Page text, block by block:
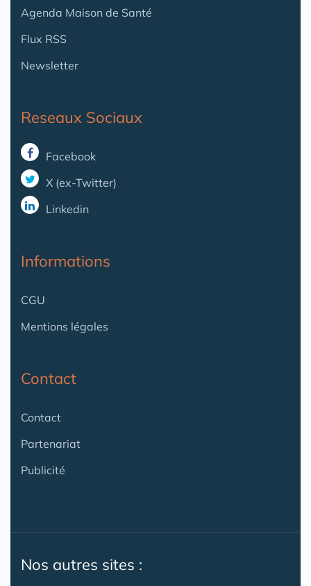
Agenda Maison de Santé
Flux RSS
Newsletter
Reseaux Sociaux
Facebook
X (ex-Twitter)
Linkedin
Informations
CGU
Mentions légales
Contact
Contact
Partenariat
Publicité
Nos autres sites :